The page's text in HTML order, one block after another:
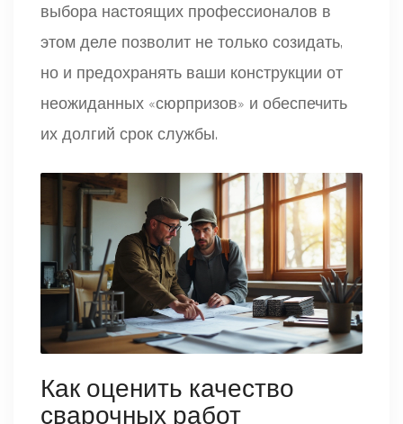
выбора настоящих профессионалов в
этом деле позволит не только созидать,
но и предохранять ваши конструкции от
неожиданных «сюрпризов» и обеспечить
их долгий срок службы.
Как оценить качество
сварочных работ